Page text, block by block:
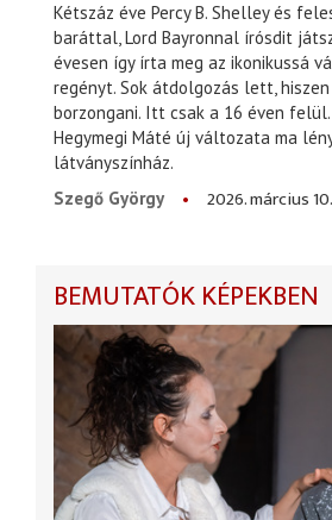
Kétszáz éve Percy B. Shelley és
baráttal, Lord Bayronnal írósdit
évesen így írta meg az ikonikussá
regényt. Sok átdolgozás lett,
borzongani. Itt csak a 16 éven felül.
Hegymegi Máté új változata ma
látványszínház.
Szegő György
2026. március 10.
BEMUTATÓK KÉPEKBEN